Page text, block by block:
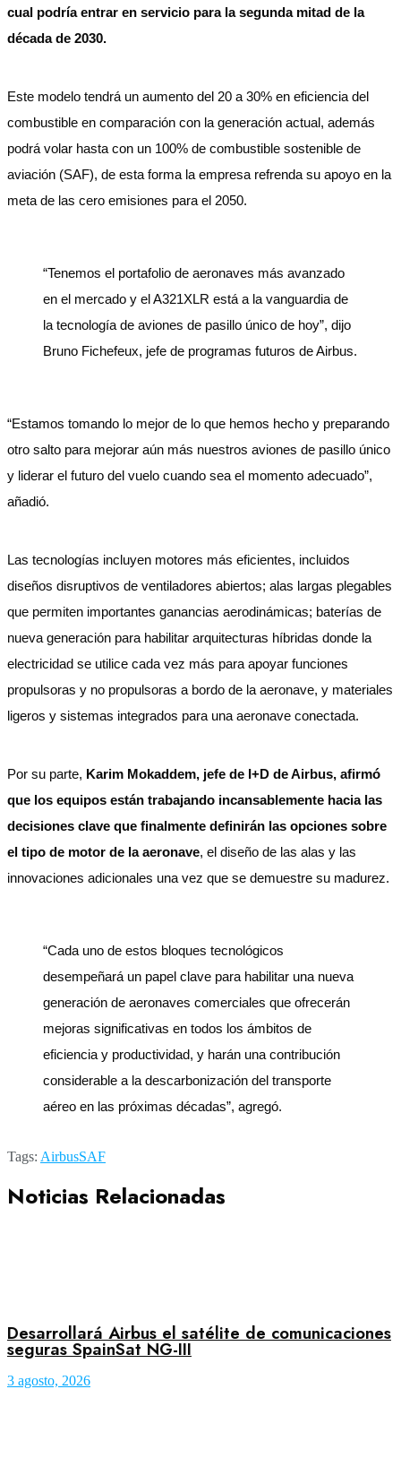
cual podría entrar en servicio para la segunda mitad de la
década de 2030.
Este modelo tendrá un aumento del 20 a 30% en eficiencia del
combustible en comparación con la generación actual, además
podrá volar hasta con un 100% de combustible sostenible de
aviación (SAF), de esta forma la empresa refrenda su apoyo en la
meta de las cero emisiones para el 2050.
“Tenemos el portafolio de aeronaves más avanzado
en el mercado y el A321XLR está a la vanguardia de
la tecnología de aviones de pasillo único de hoy”, dijo
Bruno Fichefeux, jefe de programas futuros de Airbus.
“Estamos tomando lo mejor de lo que hemos hecho y preparando
otro salto para mejorar aún más nuestros aviones de pasillo único
y liderar el futuro del vuelo cuando sea el momento adecuado”,
añadió.
Las tecnologías incluyen motores más eficientes, incluidos
diseños disruptivos de ventiladores abiertos; alas largas plegables
que permiten importantes ganancias aerodinámicas; baterías de
nueva generación para habilitar arquitecturas híbridas donde la
electricidad se utilice cada vez más para apoyar funciones
propulsoras y no propulsoras a bordo de la aeronave, y materiales
ligeros y sistemas integrados para una aeronave conectada.
Por su parte, Karim Mokaddem, jefe de I+D de Airbus, afirmó
que los equipos están trabajando incansablemente hacia las
decisiones clave que finalmente definirán las opciones sobre
el tipo de motor de la aeronave, el diseño de las alas y las
innovaciones adicionales una vez que se demuestre su madurez.
“Cada uno de estos bloques tecnológicos
desempeñará un papel clave para habilitar una nueva
generación de aeronaves comerciales que ofrecerán
mejoras significativas en todos los ámbitos de
eficiencia y productividad, y harán una contribución
considerable a la descarbonización del transporte
aéreo en las próximas décadas”, agregó.
Tags: AirbusSAF
Noticias Relacionadas
Desarrollará Airbus el satélite de comunicaciones
seguras SpainSat NG-III
3 agosto, 2026